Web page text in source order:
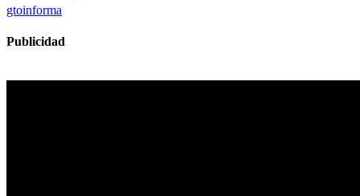
gtoinforma
Publicidad